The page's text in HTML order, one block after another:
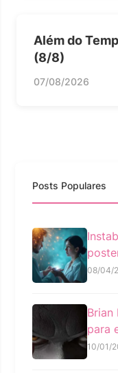
Além do
(8/8)
07/08/2026
Posts Populares
08/04/
Brian
para
10/01/